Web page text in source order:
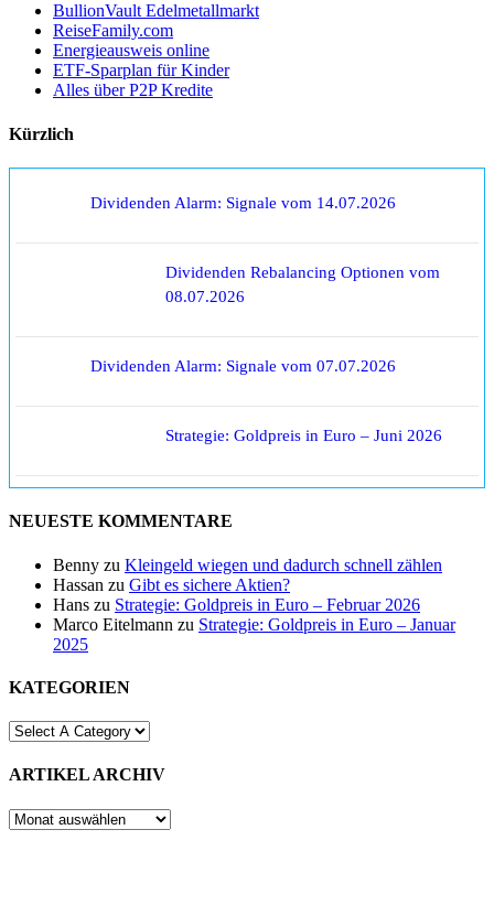
BullionVault Edelmetallmarkt
ReiseFamily.com
Energieausweis online
ETF-Sparplan für Kinder
Alles über P2P Kredite
Kürzlich
Dividenden Alarm: Signale vom 14.07.2026
Dividenden Rebalancing Optionen vom
08.07.2026
Dividenden Alarm: Signale vom 07.07.2026
Strategie: Goldpreis in Euro – Juni 2026
NEUESTE KOMMENTARE
Benny zu Kleingeld wiegen und dadurch schnell zählen
Hassan zu Gibt es sichere Aktien?
Hans zu Strategie: Goldpreis in Euro – Februar 2026
Marco Eitelmann zu Strategie: Goldpreis in Euro – Januar
2025
KATEGORIEN
ARTIKEL ARCHIV
ARTIKEL